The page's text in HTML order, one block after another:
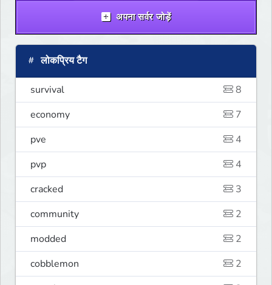
अपना सर्वर जोड़ें
लोकप्रिय टैग
survival
8
economy
7
pve
4
pvp
4
cracked
3
community
2
modded
2
cobblemon
2